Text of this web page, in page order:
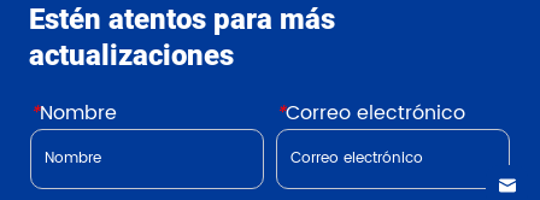
Estén atentos para más
actualizaciones
*Nombre *Correo electrónico